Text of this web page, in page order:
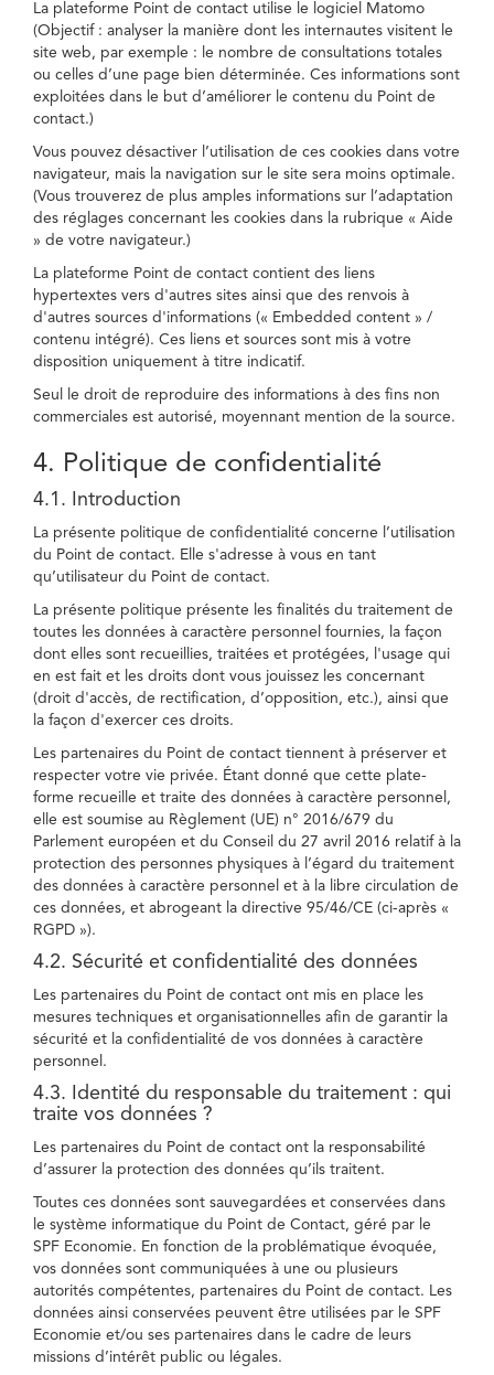
La plateforme Point de contact utilise le logiciel Matomo
(Objectif : analyser la manière dont les internautes visitent le
site web, par exemple : le nombre de consultations totales
ou celles d’une page bien déterminée. Ces informations sont
exploitées dans le but d’améliorer le contenu du Point de
contact.)
Vous pouvez désactiver l’utilisation de ces cookies dans votre
navigateur, mais la navigation sur le site sera moins optimale.
(Vous trouverez de plus amples informations sur l’adaptation
des réglages concernant les cookies dans la rubrique « Aide
» de votre navigateur.)
La plateforme Point de contact contient des liens
hypertextes vers d'autres sites ainsi que des renvois à
d'autres sources d'informations (« Embedded content » /
contenu intégré). Ces liens et sources sont mis à votre
disposition uniquement à titre indicatif.
Seul le droit de reproduire des informations à des fins non
commerciales est autorisé, moyennant mention de la source.
4. Politique de confidentialité
4.1. Introduction
La présente politique de confidentialité concerne l’utilisation
du Point de contact. Elle s'adresse à vous en tant
qu’utilisateur du Point de contact.
La présente politique présente les finalités du traitement de
toutes les données à caractère personnel fournies, la façon
dont elles sont recueillies, traitées et protégées, l'usage qui
en est fait et les droits dont vous jouissez les concernant
(droit d'accès, de rectification, d’opposition, etc.), ainsi que
la façon d'exercer ces droits.
Les partenaires du Point de contact tiennent à préserver et
respecter votre vie privée. Étant donné que cette plate-
forme recueille et traite des données à caractère personnel,
elle est soumise au Règlement (UE) n° 2016/679 du
Parlement européen et du Conseil du 27 avril 2016 relatif à la
protection des personnes physiques à l’égard du traitement
des données à caractère personnel et à la libre circulation de
ces données, et abrogeant la directive 95/46/CE (ci-après «
RGPD »).
4.2. Sécurité et confidentialité des données
Les partenaires du Point de contact ont mis en place les
mesures techniques et organisationnelles afin de garantir la
sécurité et la confidentialité de vos données à caractère
personnel.
4.3. Identité du responsable du traitement : qui
traite vos données ?
Les partenaires du Point de contact ont la responsabilité
d’assurer la protection des données qu’ils traitent.
Toutes ces données sont sauvegardées et conservées dans
le système informatique du Point de Contact, géré par le
SPF Economie. En fonction de la problématique évoquée,
vos données sont communiquées à une ou plusieurs
autorités compétentes, partenaires du Point de contact. Les
données ainsi conservées peuvent être utilisées par le SPF
Economie et/ou ses partenaires dans le cadre de leurs
missions d’intérêt public ou légales.